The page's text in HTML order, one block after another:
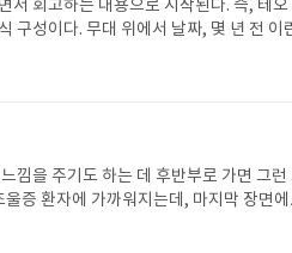
서 회고하는 내용으로 시작된다. 즉, 테오
구성이다. 무대 위에서 날짜, 몇 년 전 이
생각할 수 있겠으나 빈센트 사후 테오
대부분 영상을 통해 장면 연출이 많다.
서 많이 본 기법으로 큰 배경에 빈센트
상미가 상당히 눈에 띈다. 큰 무대 위 단
낌을 주기도 하는 데 후반부로 가면 그런
증 환자에 가까워지는데, 마지막 장면
지 명확하게 아는 느낌이 확 들더라고